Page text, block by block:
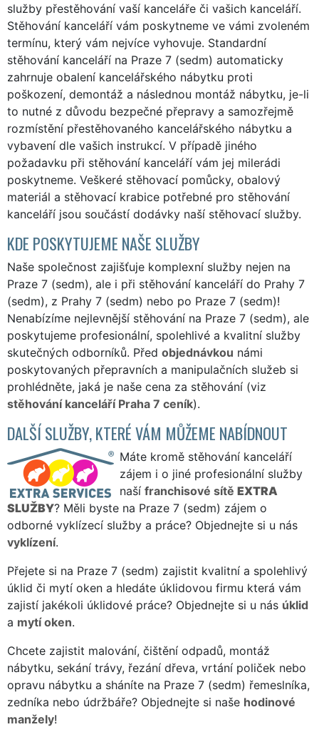
služby přestěhování vaší kanceláře či vašich kanceláří.
Stěhování kanceláří vám poskytneme ve vámi zvoleném
termínu, který vám nejvíce vyhovuje. Standardní
stěhování kanceláří na Praze 7 (sedm) automaticky
zahrnuje obalení kancelářského nábytku proti
poškození, demontáž a následnou montáž nábytku, je-li
to nutné z důvodu bezpečné přepravy a samozřejmě
rozmístění přestěhovaného kancelářského nábytku a
vybavení dle vašich instrukcí. V případě jiného
požadavku při stěhování kanceláří vám jej milerádi
poskytneme. Veškeré stěhovací pomůcky, obalový
materiál a stěhovací krabice potřebné pro stěhování
kanceláří jsou součástí dodávky naší stěhovací služby.
KDE POSKYTUJEME NAŠE SLUŽBY
Naše společnost zajišťuje komplexní služby nejen na
Praze 7 (sedm), ale i při stěhování kanceláří do Prahy 7
(sedm), z Prahy 7 (sedm) nebo po Praze 7 (sedm)!
Nenabízíme nejlevnější stěhování na Praze 7 (sedm), ale
poskytujeme profesionální, spolehlivé a kvalitní služby
skutečných odborníků. Před objednávkou námi
poskytovaných přepravních a manipulačních služeb si
prohlédněte, jaká je naše cena za stěhování (viz
stěhování kanceláří Praha 7 ceník).
DALŠÍ SLUŽBY, KTERÉ VÁM MŮŽEME NABÍDNOUT
Máte kromě stěhování kanceláří
zájem i o jiné profesionální služby
naší franchisové sítě EXTRA
SLUŽBY? Měli byste na Praze 7 (sedm) zájem o
odborné vyklízecí služby a práce? Objednejte si u nás
vyklízení.
Přejete si na Praze 7 (sedm) zajistit kvalitní a spolehlivý
úklid či mytí oken a hledáte úklidovou firmu která vám
zajistí jakékoli úklidové práce? Objednejte si u nás úklid
a mytí oken.
Chcete zajistit malování, čištění odpadů, montáž
nábytku, sekání trávy, řezání dřeva, vrtání poliček nebo
opravu nábytku a sháníte na Praze 7 (sedm) řemeslníka,
zedníka nebo údržbáře? Objednejte si naše hodinové
manžely!